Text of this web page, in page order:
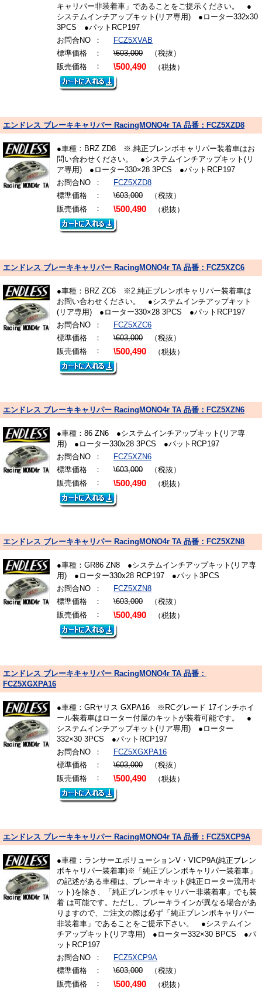
キャリパー非装着車」であることをご提示ください。 ●
システムインチアップキット(リア専用) ●ローター332x30
3PCS ●パットRCP197
お問合NO
：
FCZ5XVAB
標準価格
： \603,000 （税抜）
販売価格
： \500,490 （税抜）
エンドレス ブレーキキャリパー RacingMONO4r TA 品番：FCZ5XZD8
●車種：BRZ ZD8 ※.純正ブレンボキャリパー装着車はお
問い合わせください。 ●システムインチアップキット(リ
ア専用) ●ローター330×28 3PCS ●パットRCP197
お問合NO
：
FCZ5XZD8
標準価格
： \603,000 （税抜）
販売価格
： \500,490 （税抜）
エンドレス ブレーキキャリパー RacingMONO4r TA 品番：FCZ5XZC6
●車種：BRZ ZC6 ※2.純正ブレンボキャリパー装着車は
お問い合わせください。 ●システムインチアップキット
(リア専用) ●ローター330×28 3PCS ●パットRCP197
お問合NO
：
FCZ5XZC6
標準価格
： \603,000 （税抜）
販売価格
： \500,490 （税抜）
エンドレス ブレーキキャリパー RacingMONO4r TA 品番：FCZ5XZN6
●車種：86 ZN6 ●システムインチアップキット(リア専
用) ●ローター330x28 3PCS ●パットRCP197
お問合NO
：
FCZ5XZN6
標準価格
： \603,000 （税抜）
販売価格
： \500,490 （税抜）
エンドレス ブレーキキャリパー RacingMONO4r TA 品番：FCZ5XZN8
●車種：GR86 ZN8 ●システムインチアップキット(リア専
用) ●ローター330x28 RCP197 ●パット3PCS
お問合NO
：
FCZ5XZN8
標準価格
： \603,000 （税抜）
販売価格
： \500,490 （税抜）
エンドレス ブレーキキャリパー RacingMONO4r TA 品番：
FCZ5XGXPA16
●車種：GRヤリス GXPA16 ※RCグレード 17インチホイ
ール装着車はローター付屋のキットが装着可能です。 ●
システムインチアップキット(リア専用) ●ローター
332×30 3PCS ●パットRCP197
お問合NO
：
FCZ5XGXPA16
標準価格
： \603,000 （税抜）
販売価格
： \500,490 （税抜）
エンドレス ブレーキキャリパー RacingMONO4r TA 品番：FCZ5XCP9A
●車種：ランサーエボリューションV・VICP9A(純正ブレン
ボキャリパー装着車)※「純正ブレンボキャリパー装着車」
の記述がある車種は、ブレーキキット(純正ローター流用キ
ット)を除き、「純正ブレンボキャリパー非装着車」でも装
着 は可能です。ただし、ブレーキラインが異なる場合があ
りますので、ご注文の際は必ず「純正ブレンボキャリパー
非装着車」であることをご提示下さい。 ●システムイン
チアップキット(リア専用) ●ローター332×30 BPCS ●パ
ットRCP197
お問合NO
：
FCZ5XCP9A
標準価格
： \603,000 （税抜）
販売価格
： \500,490 （税抜）